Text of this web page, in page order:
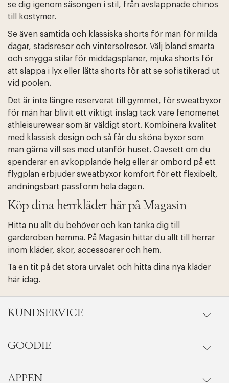
se dig igenom säsongen i stil, från avslappnade chinos
till kostymer.
Se även samtida och klassiska shorts för män för milda
dagar, stadsresor och vintersolresor. Välj bland smarta
och snygga stilar för middagsplaner, mjuka shorts för
att slappa i lyx eller lätta shorts för att se sofistikerad ut
vid poolen.
Det är inte längre reserverat till gymmet, för sweatbyxor
för män har blivit ett viktigt inslag tack vare fenomenet
athleisurewear som är väldigt stort. Kombinera kvalitet
med klassisk design och så får du sköna byxor som
man gärna vill ses med utanför huset. Oavsett om du
spenderar en avkopplande helg eller är ombord på ett
flygplan erbjuder sweatbyxor komfort för ett flexibelt,
andningsbart passform hela dagen.
Köp dina herrkläder här på Magasin
Hitta nu allt du behöver och kan tänka dig till
garderoben hemma. På Magasin hittar du allt till herrar
inom kläder, skor, accessoarer och hem.
Ta en tit på det stora urvalet och hitta dina nya kläder
här idag.
KUNDSERVICE
Onlineköp
Orderstatus
GOODIE
Förmåner
APPEN
Edit cookies
Stäng